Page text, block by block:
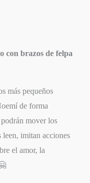
brazos de felpa
más pequeños
de forma
mover los
leen, imitan acciones
el amor, la